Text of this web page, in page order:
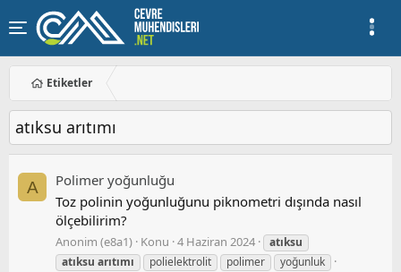
Etiketler
atıksu arıtımı
A
Polimer yoğunluğu
Toz polinin yoğunluğunu piknometri dışında nasıl
ölçebilirim?
Anonim (e8a1) Konu 4 Haziran 2024
atıksu
atıksu arıtımı polielektrolit polimer yoğunluk